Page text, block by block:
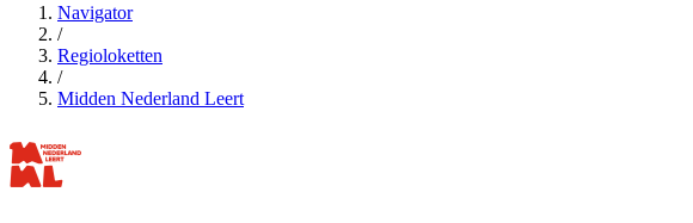
Navigator
/
Regioloketten
/
Midden Nederland Leert